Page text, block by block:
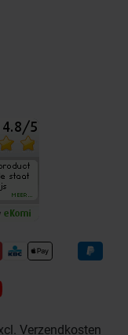
Verzendkosten